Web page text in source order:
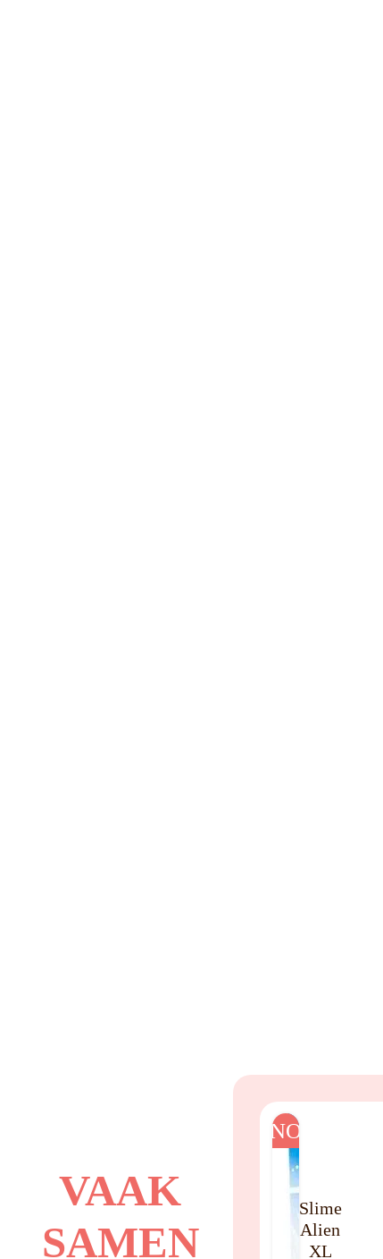
VAAK
SAMEN
NO
Slime
Alien
XL